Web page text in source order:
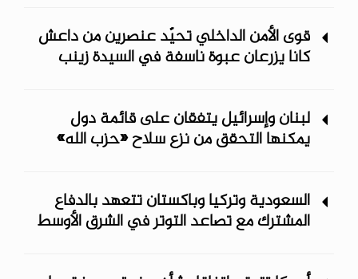
قوى الأمن الداخلي تحيّد عنصرين من داعش
كانا يزرعان عبوة ناسفة في السيدة زينب
لبنان وإسرائيل يتفقان على قائمة دول
يمكنها التحقق من نزع سلاح «حزب الله»
السعودية وتركيا وباكستان تتعهد بالدفاع
المشترك مع تصاعد التوتر في الشرق الأوسط